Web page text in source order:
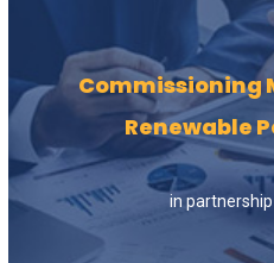
Commissioning
Renewable
in